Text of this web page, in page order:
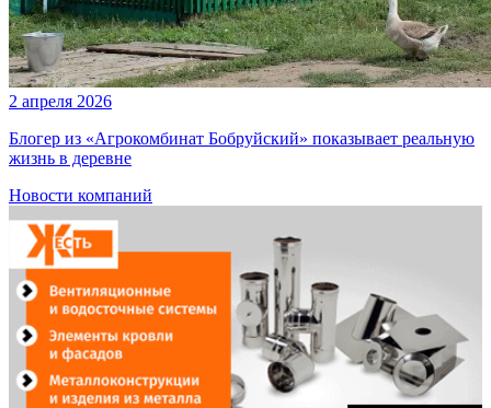
2 апреля 2026
Блогер из «Агрокомбинат Бобруйский» показывает реальную
жизнь в деревне
Новости компаний